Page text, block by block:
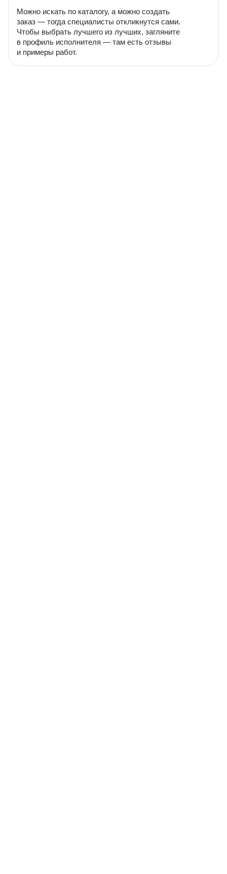
Можно искать по каталогу, а можно создать
заказ — тогда специалисты откликнутся сами.
Чтобы выбрать лучшего из лучших, загляните
в профиль исполнителя — там есть отзывы
и примеры работ.